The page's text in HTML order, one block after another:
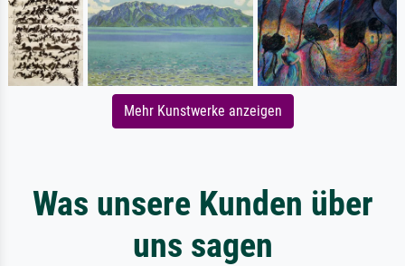
Mehr Kunstwerke anzeigen
Was unsere Kunden über
uns sagen